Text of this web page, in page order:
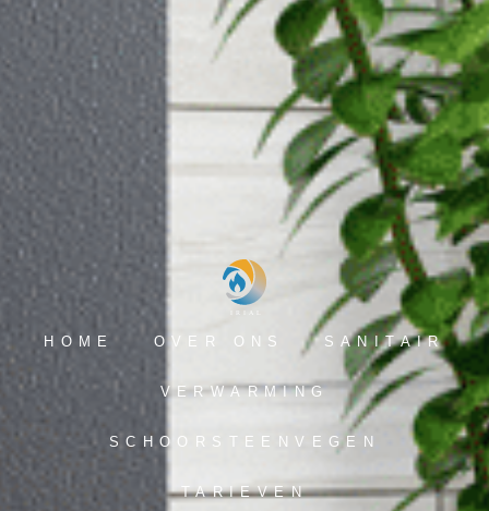
HOME OVER ONS SANITAIR
VERWARMING
SCHOORSTEENVEGEN
TARIEVEN